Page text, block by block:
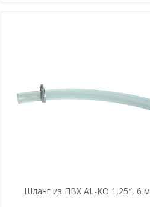
Шланг из ПВХ AL-KO 1,25″, 6 м